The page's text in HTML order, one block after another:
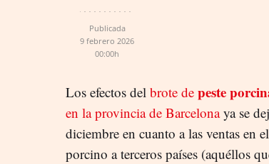
Publicada
9 febrero 2026
00:00h
Los efectos del brote de peste
en la provincia de Barcelonaya se
diciembre en cuanto a las ventas en
porcino a terceros países (aquéllos